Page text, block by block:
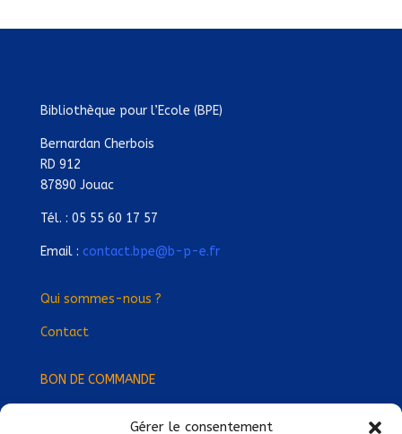
Gérer le consentement
Bibliothèque pour l’Ecole (BPE)
Bernardan Cherbois
RD 912
87890 Jouac
Tél. : 05 55 60 17 57
Email : contact.bpe@b-p-e.fr
Qui sommes-nous ?
Contact
BON DE COMMANDE
Devenez Délégué·e Régional·e !